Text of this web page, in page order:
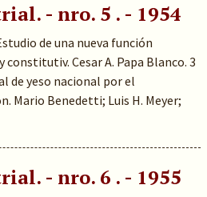
- nro. 5 . - 1954
de una nueva función
Cesar A. Papa Blanco. 3
de yeso nacional por el
Mario Benedetti; Luis H. Meyer;
- nro. 6 . - 1955